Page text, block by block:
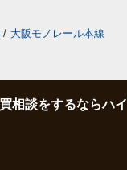
/ 大阪モノレール本線
相談をするならハイ